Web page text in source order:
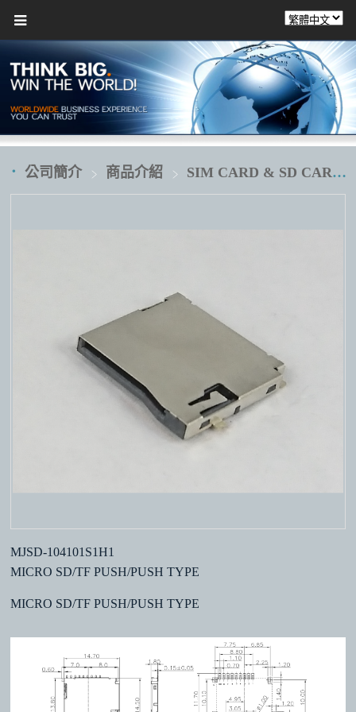
公司簡介 商品介紹 SIM CARD & SD CARD
MJSD-104101S1H1
MICRO SD/TF PUSH/PUSH TYPE
MICRO SD/TF PUSH/PUSH TYPE